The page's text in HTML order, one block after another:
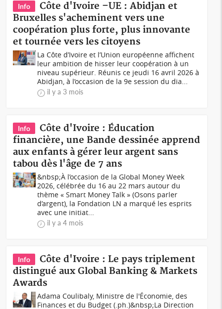
Info
Côte d'Ivoire –UE : Abidjan et
Bruxelles s'acheminent vers une
coopération plus forte, plus innovante
et tournée vers les citoyens
La Côte d’Ivoire et l’Union européenne affichent
leur ambition de hisser leur coopération à un
niveau supérieur. Réunis ce jeudi 16 avril 2026 à
Abidjan, à l’occasion de la 9e session du dia...
il y a 3 mois
Info
Côte d'Ivoire : Éducation
financière, une Bande dessinée apprend
aux enfants à gérer leur argent sans
tabou dès l'âge de 7 ans
&nbsp;À l’occasion de la Global Money Week
2026, célébrée du 16 au 22 mars autour du
thème « Smart Money Talk » (Osons parler
d’argent), la Fondation LN a marqué les esprits
avec une initiat...
il y a 4 mois
Info
Côte d'Ivoire : Le pays triplement
distingué aux Global Banking & Markets
Awards
Adama Coulibaly, Ministre de l'Économie, des
Finances et du Budget (.ph.)&nbsp;La Direction